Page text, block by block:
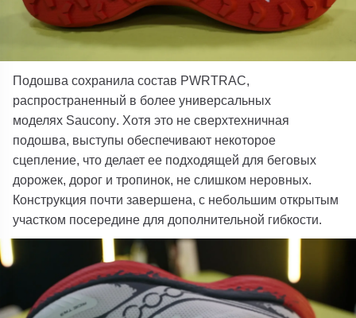
Подошва сохранила состав PWRTRAC,
распространенный в более универсальных
моделях Saucony. Хотя это не сверхтехничная
подошва, выступы обеспечивают некоторое
сцепление, что делает ее подходящей для беговых
дорожек, дорог и тропинок, не слишком неровных.
Конструкция почти завершена, с небольшим открытым
участком посередине для дополнительной гибкости.